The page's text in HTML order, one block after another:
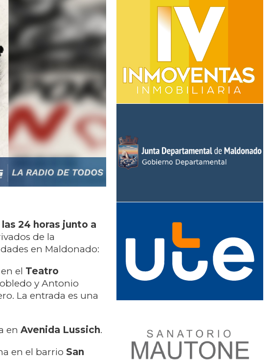
24 horas junto a
de la
en Maldonado:
el Teatro
y Antonio
La entrada es una
en Avenida Lussich.
en el barrio San